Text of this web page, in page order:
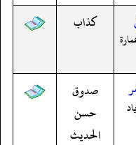
كذاب
صدوق
حسن
الحديث